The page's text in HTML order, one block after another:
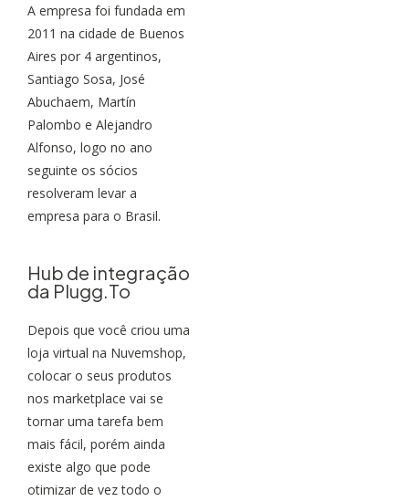
A empresa foi fundada em
2011 na cidade de Buenos
Aires por 4 argentinos,
Santiago Sosa, José
Abuchaem, Martín
Palombo e Alejandro
Alfonso, logo no ano
seguinte os sócios
resolveram levar a
empresa para o Brasil.
Hub de integração
da Plugg.To
Depois que você criou uma
loja virtual na Nuvemshop,
colocar o seus produtos
nos marketplace vai se
tornar uma tarefa bem
mais fácil, porém ainda
existe algo que pode
otimizar de vez todo o